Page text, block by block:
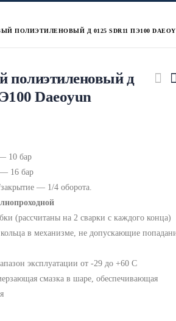
ПОЛИЭТИЛЕНОВЫЙ Д 0125 SDR11 ПЭ100
полиэтиленовый д
Daeoyun
10 бар
16 бар
— 1/4 оборота.
(рассчитаны на 2 сварки с каждого конца)
в механизме, не допускающие
эксплуатации от -29 до +60 С
смазка в шаре, обеспечивающая